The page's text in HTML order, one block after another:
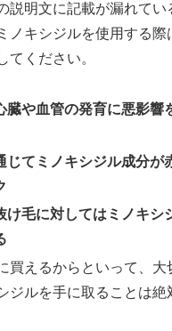
説明文に記載が漏れてい
ノキシジルを使用する際
てください。
臓や血管の発育に悪影響
じてミノキシジル成分が
け毛に対してはミノキシ
買えるからといって、大
ジルを手に取ることは絶